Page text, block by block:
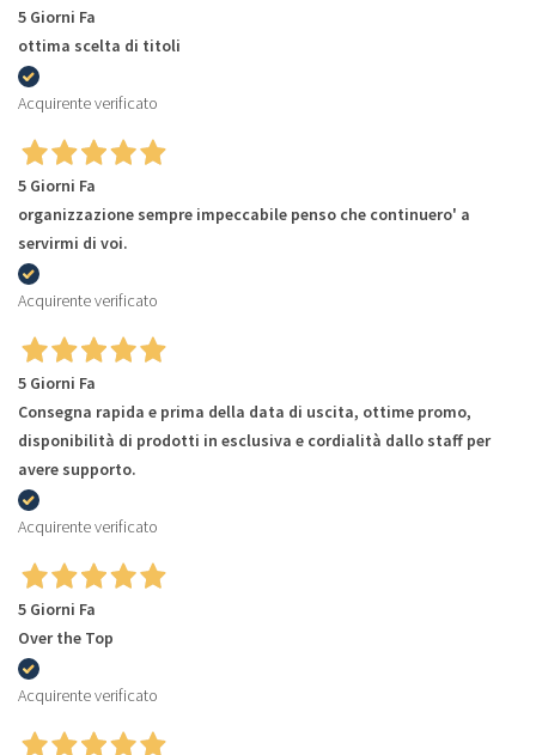
5 Giorni Fa
ottima scelta di titoli
Acquirente verificato
5 Giorni Fa
organizzazione sempre impeccabile penso che continuero' a
servirmi di voi.
Acquirente verificato
5 Giorni Fa
Consegna rapida e prima della data di uscita, ottime promo,
disponibilità di prodotti in esclusiva e cordialità dallo staff per
avere supporto.
Acquirente verificato
5 Giorni Fa
Over the Top
Acquirente verificato